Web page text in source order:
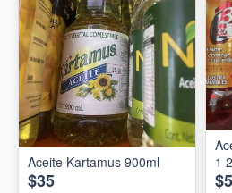
Aceite Kartamus 900ml
$35
1